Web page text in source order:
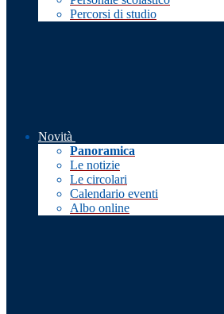
Percorsi di studio
Novità
Panoramica
Le notizie
Le circolari
Calendario eventi
Albo online